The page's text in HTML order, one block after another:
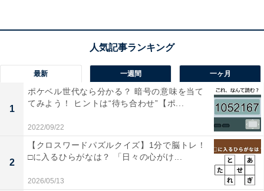
最新 一週間 一ヶ月
1
ポケベル世代なら分かる？ 暗号の意味を当て
てみよう！ ヒントは“待ち合わせ”【ポ...
2022/09/22
2
【クロスワードパズルクイズ】1分で脳トレ！
□に入るひらがなは？ 「日々の心がけ...
2026/05/13